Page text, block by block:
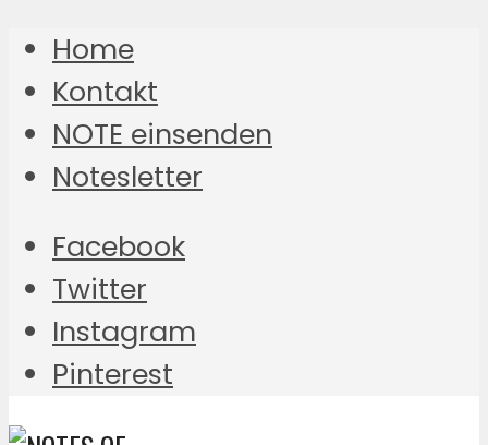
Home
Kontakt
NOTE einsenden
Notesletter
Facebook
Twitter
Instagram
Pinterest